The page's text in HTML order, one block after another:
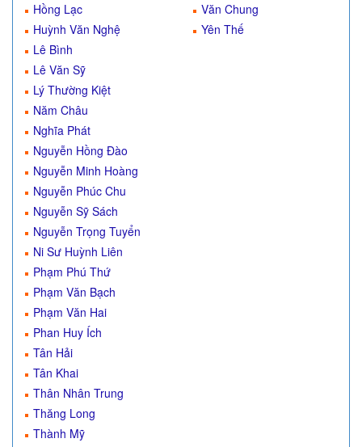
Hồng Lạc
Huỳnh Văn Nghệ
Lê Bình
Lê Văn Sỹ
Lý Thường Kiệt
Năm Châu
Nghĩa Phát
Nguyễn Hồng Đào
Nguyễn Minh Hoàng
Nguyễn Phúc Chu
Nguyễn Sỹ Sách
Nguyễn Trọng Tuyển
Ni Sư Huỳnh Liên
Phạm Phú Thứ
Phạm Văn Bạch
Phạm Văn Hai
Phan Huy Ích
Tân Hải
Tân Khai
Thân Nhân Trung
Thăng Long
Thành Mỹ
Văn Chung
Yên Thế